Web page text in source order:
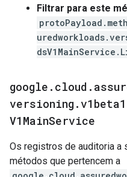
Filtrar para este
google . cloud .
versioning . v1beta1
V1MainService
Os registros de auditoria a
métodos que pertencem a